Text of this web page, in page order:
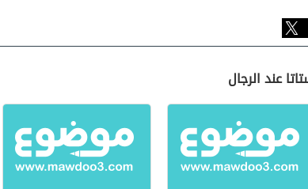
عند الرجال